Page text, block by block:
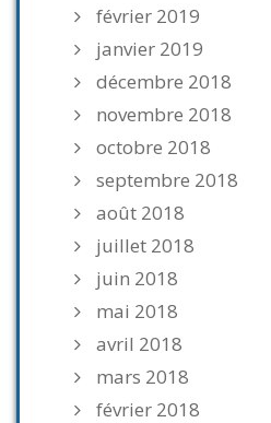
février 2019
janvier 2019
décembre 2018
novembre 2018
octobre 2018
septembre 2018
août 2018
juillet 2018
juin 2018
mai 2018
avril 2018
mars 2018
février 2018